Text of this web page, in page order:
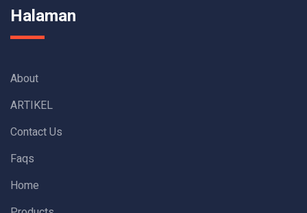
Halaman
About
ARTIKEL
Contact Us
Faqs
Home